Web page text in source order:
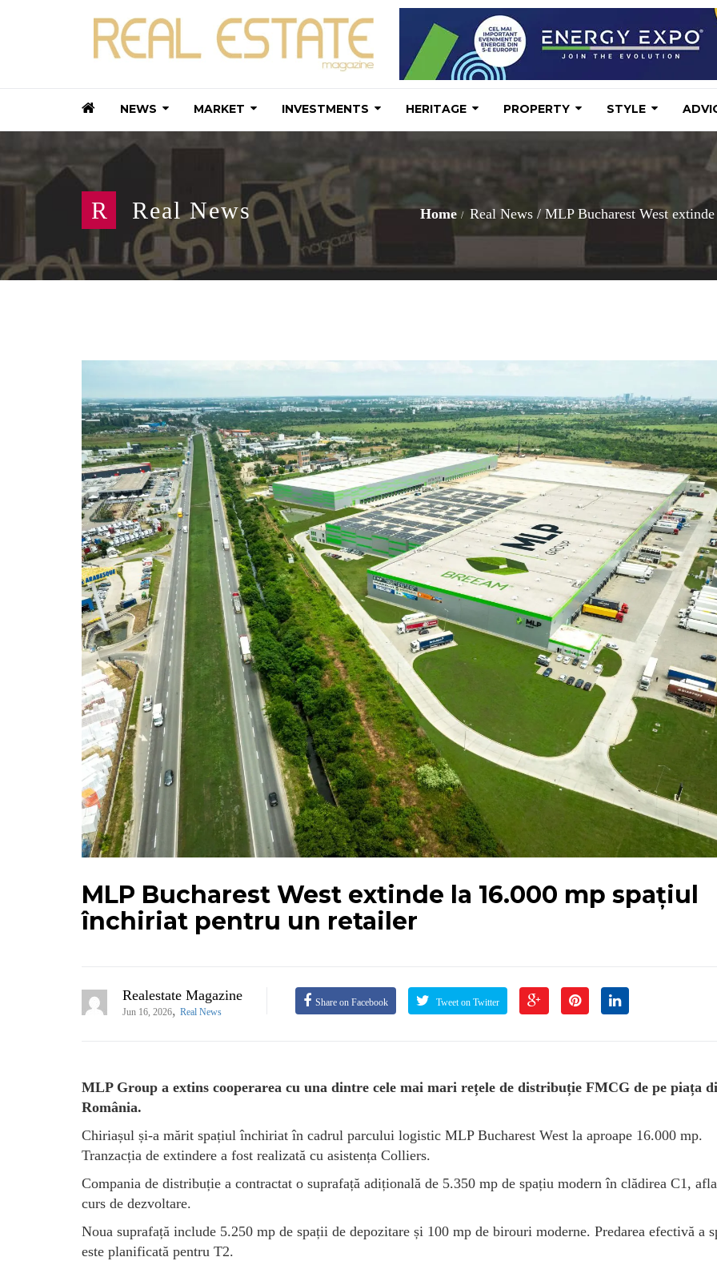
NEWS MARKET INVESTMENTS HERITAGE PROPERTY STYLE
R Real News Home Real News /MLP Bucharest West
MLP Bucharest West extinde la 16.000 mp spațiul
închiriat pentru un retailer
Realestate Magazine
Jun 16, 2026, Real News
Share on Facebook Tweet on Twitter
MLP Group a extins cooperarea cu una dintre cele mai mari rețele de distribuție FMCG de pe piața
România.
Chiriașul și-a mărit spațiul închiriat în cadrul parcului logistic MLP Bucharest West la aproape 16.000 mp.
Tranzacția de extindere a fost realizată cu asistența Colliers.
Compania de distribuție a contractat o suprafață adițională de 5.350 mp de spațiu modern în clădirea C1,
curs de dezvoltare.
Noua suprafață include 5.250 mp de spații de depozitare și 100 mp de birouri moderne. Predarea efectivă a
este planificată pentru T2.